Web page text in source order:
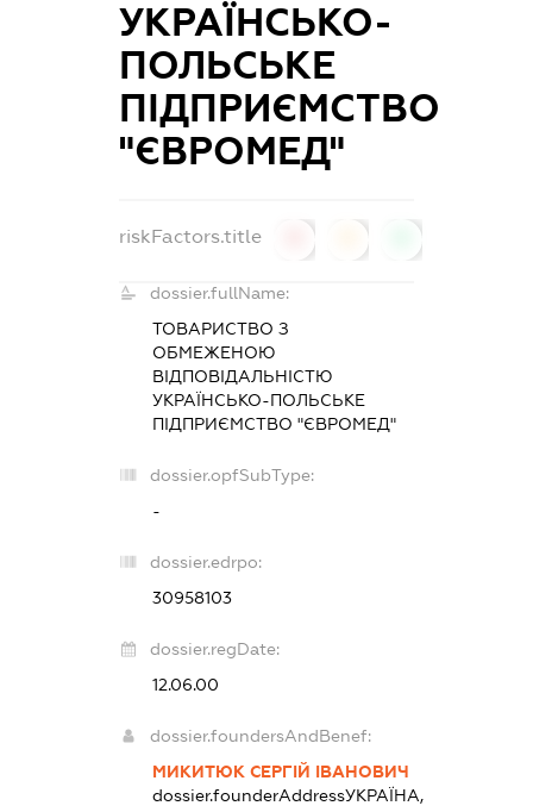
УКРАЇНСЬКО-
ПОЛЬСЬКЕ
ПІДПРИЄМСТВО
"ЄВРОМЕД"
riskFactors.title
dossier.fullName:
ТОВАРИСТВО З
ОБМЕЖЕНОЮ
ВІДПОВІДАЛЬНІСТЮ
УКРАЇНСЬКО-ПОЛЬСЬКЕ
ПІДПРИЄМСТВО "ЄВРОМЕД"
dossier.opfSubType:
-
dossier.edrpo:
30958103
dossier.regDate:
12.06.00
dossier.foundersAndBenef:
МИКИТЮК СЕРГІЙ ІВАНОВИЧ
dossier.founderAddressУКРАЇНА,